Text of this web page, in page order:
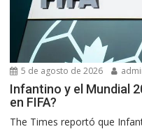
5 de agosto de 2026
Infantino y el Mundial
en FIFA?
The Times reportó que